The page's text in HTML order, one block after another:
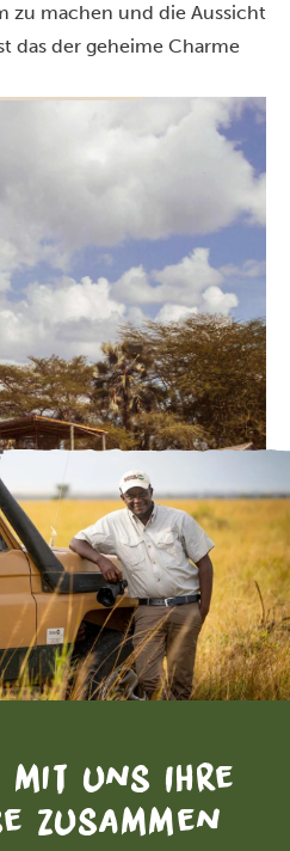
zu machen und die Aussicht
das der geheime Charme
mit uns Ihre
zusammen